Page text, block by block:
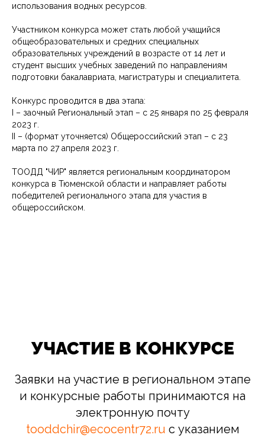
использования водных ресурсов.
Участником конкурса может стать любой учащийся
общеобразовательных и средних специальных
образовательных учреждений в возрасте от 14 лет и
студент высших учебных заведений по направлениям
подготовки бакалавриата, магистратуры и специалитета.
Конкурс проводится в два этапа:
I – заочный Региональный этап – с 25 января по 25 февраля
2023 г.
II – (формат уточняется) Общероссийский этап – с 23
марта по 27 апреля 2023 г.
ТООДД "ЧИР" является региональным координатором
конкурса в Тюменской области и направляет работы
победителей регионального этапа для участия в
общероссийском.
УЧАСТИЕ В КОНКУРСЕ
Заявки на участие в региональном этапе
и конкурсные работы принимаются на
электронную почту
tooddchir@ecocentr72.ru с указанием